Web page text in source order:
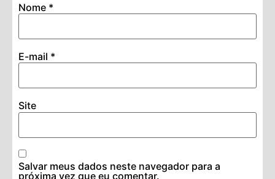
Nome *
E-mail *
Site
Salvar meus dados neste navegador para a
próxima vez que eu comentar.